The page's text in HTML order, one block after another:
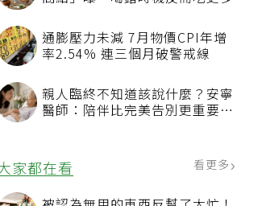
間點」曝，喝錯時機反而吃更多
通膨壓力未減 7月物價CPI年增
率2.54% 連三個月破警戒線
親人臨終不知道該說什麼？安寧
醫師：陪伴比完美告別更重要，
大家都在看